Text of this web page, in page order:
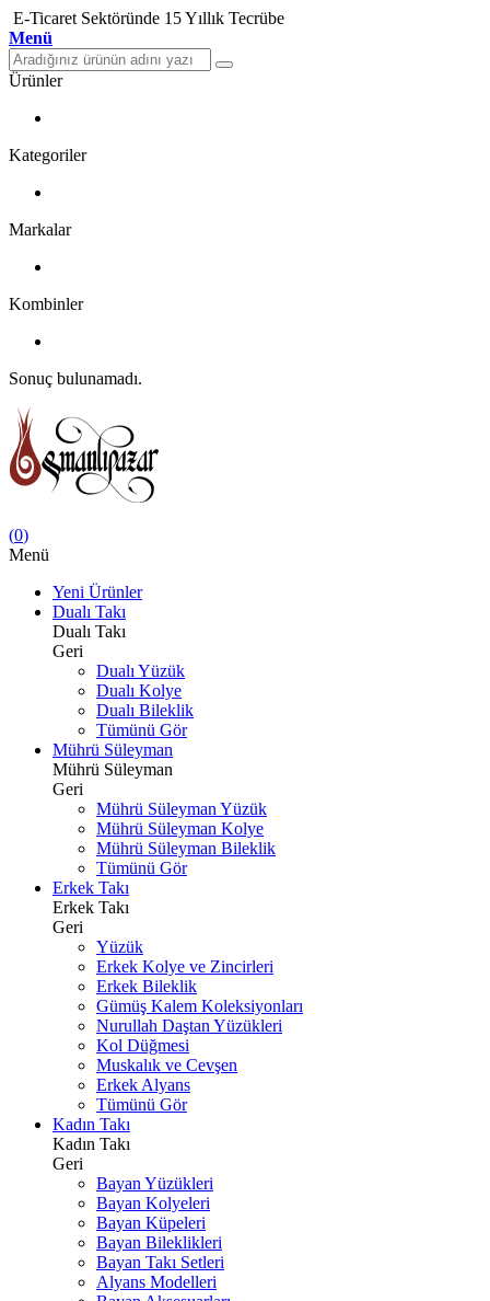
E-Ticaret Sektöründe 15 Yıllık Tecrübe
Menü
Ürünler
Kategoriler
Markalar
Kombinler
Sonuç bulunamadı.
(0)
Menü
Yeni Ürünler
Dualı Takı
Dualı Takı
Geri
Dualı Yüzük
Dualı Kolye
Dualı Bileklik
Tümünü Gör
Mührü Süleyman
Mührü Süleyman
Geri
Mührü Süleyman Yüzük
Mührü Süleyman Kolye
Mührü Süleyman Bileklik
Tümünü Gör
Erkek Takı
Erkek Takı
Geri
Yüzük
Erkek Kolye ve Zincirleri
Erkek Bileklik
Gümüş Kalem Koleksiyonları
Nurullah Daştan Yüzükleri
Kol Düğmesi
Muskalık ve Cevşen
Erkek Alyans
Tümünü Gör
Kadın Takı
Kadın Takı
Geri
Bayan Yüzükleri
Bayan Kolyeleri
Bayan Küpeleri
Bayan Bileklikleri
Bayan Takı Setleri
Alyans Modelleri